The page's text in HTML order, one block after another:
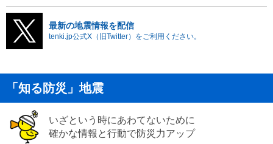
最新の地震情報を配信
tenki.jp公式X（旧Twitter）をご利用ください。
「知る防災」地震
いざという時にあわてないために
確かな情報と行動で防災力アップ